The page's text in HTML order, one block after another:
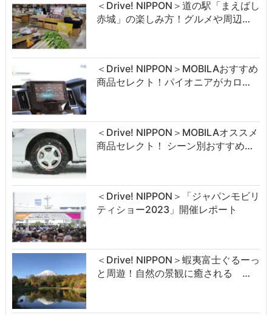
＜Drive! NIPPON＞道の駅「まえばし
赤城」の楽しみ方！グルメや周辺…
＜Drive! NIPPON＞MOBILAおすすめ
商品セレクト！パイオニアがカロ…
＜Drive! NIPPON＞MOBILAオススメ
商品セレクト！ シーン別おすすめ…
＜Drive! NIPPON＞「ジャパンモビリ
ティショー2023」開催レポート
＜Drive! NIPPON＞蝦夷富士ぐるーっ
と周遊！自然の景観に癒される …